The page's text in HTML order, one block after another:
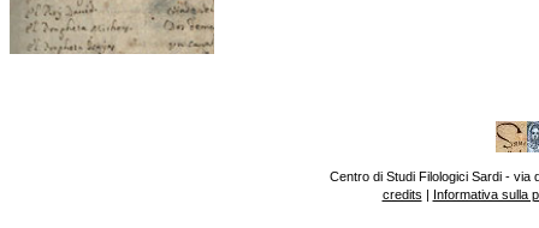
Centro di Studi Filologici Sardi - via
credits | Informativa sulla